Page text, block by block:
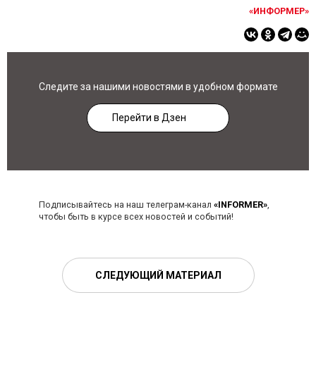
«ИНФОРМЕР»
Следите за нашими новостями в удобном формате
Перейти в Дзен
Подписывайтесь на наш телеграм-канал «INFORMER»,
чтобы быть в курсе всех новостей и событий!
СЛЕДУЮЩИЙ МАТЕРИАЛ